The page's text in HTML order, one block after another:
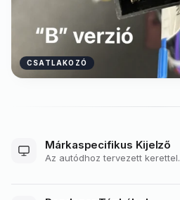
CSATLAKOZÓ
Márkaspecifikus Kijelző
Az autódhoz tervezett kerettel.